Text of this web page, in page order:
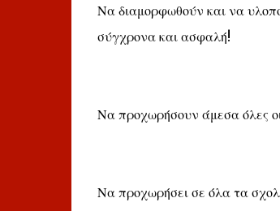
Να διαμορφωθούν και να
σύγχρονα και ασφαλή!
Να προχωρήσουν άμεσα όλες
Να προχωρήσει σε όλα τα